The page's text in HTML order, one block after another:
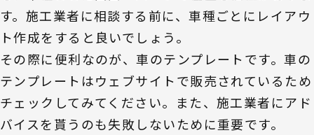
す。施工業者に相談する前に、車種ごとにレイアウ
ト作成をすると良いでしょう。
その際に便利なのが、車のテンプレートです。車の
テンプレートはウェブサイトで販売されているため
チェックしてみてください。また、施工業者にアド
バイスを貰うのも失敗しないために重要です。